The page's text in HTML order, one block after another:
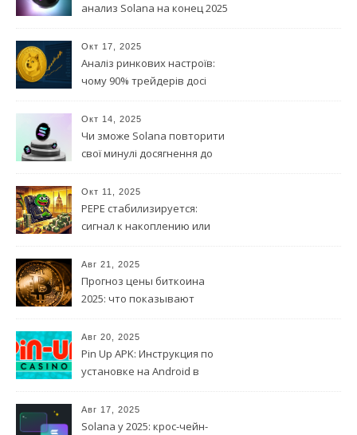
анализ Solana на конец 2025
Окт 17, 2025
Аналіз ринкових настроїв:
чому 90% трейдерів досі
Окт 14, 2025
Чи зможе Solana повторити
свої минулі досягнення до
Окт 11, 2025
PEPE стабилизируется:
сигнал к накоплению или
Авг 21, 2025
Прогноз цены биткоина
2025: что показывают
Авг 20, 2025
Pin Up APK: Инструкция по
установке на Android в
Авг 17, 2025
Solana у 2025: крос-чейн-